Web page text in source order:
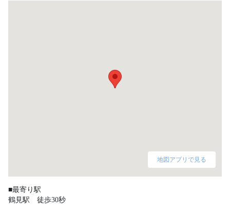
地図アプリで見る
■最寄り駅
鶴見駅　徒歩30秒